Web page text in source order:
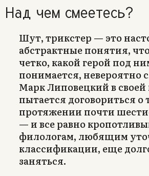
Над чем смеетесь?
Шут, трикстер — это
абстрактные понятия,
четко, какой герой под
понимается, невероятно
Марк Липовецкий в своей
пытается договориться о
протяжении почти
— и все равно
филологам, любящим
классификации, еще
заняться.